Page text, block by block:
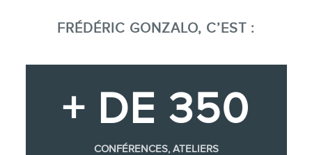
FRÉDÉRIC GONZALO, C’EST :
+ DE 350
CONFÉRENCES, ATELIERS